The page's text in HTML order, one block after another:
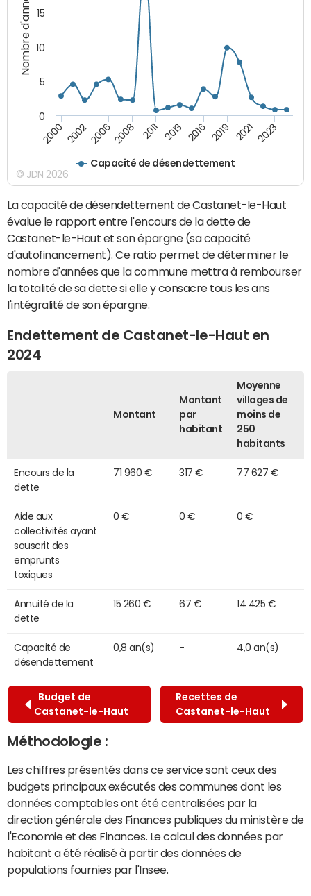
Nombre d'années
Capacité de désendettement
2000 200220062008 2011 2013 2016 2019 2021 2023
0
5
10
15
© JDN 2026
La capacité de désendettement de Castanet-le-Haut
évalue le rapport entre l'encours de la dette de
Castanet-le-Haut et son épargne (sa capacité
d'autofinancement). Ce ratio permet de déterminer le
nombre d'années que la commune mettra à rembourser
la totalité de sa dette si elle y consacre tous les ans
l'intégralité de son épargne.
Endettement de Castanet-le-Haut en
2024
Montant
Montant
par
habitant
Moyenne
villages de
moins de
250
habitants
Encours de la
dette
71 960 € 317 € 77 627 €
Aide aux
collectivités ayant
souscrit des
emprunts
toxiques
0 € 0 € 0 €
Annuité de la
dette
15 260 € 67 € 14 425 €
Capacité de
désendettement
0,8 an(s) - 4,0 an(s)
Budget de
Castanet-le-Haut
Recettes de
Castanet-le-Haut
Méthodologie :
Les chiffres présentés dans ce service sont ceux des
budgets principaux exécutés des communes dont les
données comptables ont été centralisées par la
direction générale des Finances publiques du ministère de
l'Economie et des Finances. Le calcul des données par
habitant a été réalisé à partir des données de
populations fournies par l'Insee.